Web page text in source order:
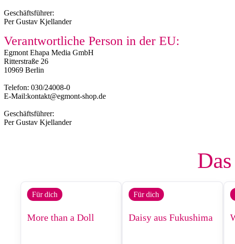
Geschäftsführer:
Per Gustav Kjellander
Verantwortliche Person in der EU:
Egmont Ehapa Media GmbH
Ritterstraße 26
10969 Berlin
Telefon: 030/24008-0
E-Mail:kontakt@egmont-shop.de
Geschäftsführer:
Per Gustav Kjellander
Für dich
More than a Doll
Für dich
Daisy aus Fukushima